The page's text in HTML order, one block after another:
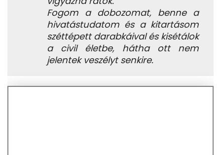
Fogom a dobozomat, benne a
hivatástudatom és a kitartásom
széttépett darabkáival és kisétálok
a civil életbe, hátha ott nem
jelentek veszélyt senkire.